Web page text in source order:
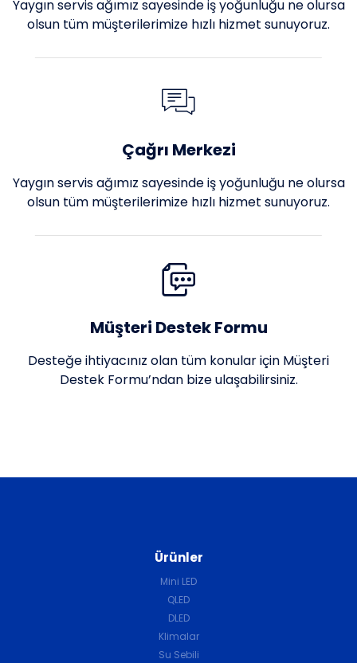
Yaygın servis ağımız sayesinde iş yoğunluğu ne olursa
olsun tüm müşterilerimize hızlı hizmet sunuyoruz.
Çağrı Merkezi
Yaygın servis ağımız sayesinde iş yoğunluğu ne olursa
olsun tüm müşterilerimize hızlı hizmet sunuyoruz.
Müşteri Destek Formu
Desteğe ihtiyacınız olan tüm konular için Müşteri
Destek Formu’ndan bize ulaşabilirsiniz.
Ürünler
Mini LED
QLED
DLED
Klimalar
Su Sebili